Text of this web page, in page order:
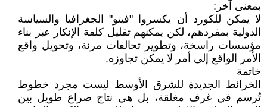
بمعنى آخر:
لا يمكن للكورد أن يكسروا "فيتو" الجغرافيا والسياسة
الدولية بمفردهم، لكن يمكنهم تقليل كلفة الإنكار عبر بناء
مؤسسات راسخة، وتطوير تحالفات مرنة، وتحويل واقع
الأمر الواقع إلى أمر لا يمكن تجاوزه.
خاتمة
الخرائط الجديدة للشرق الأوسط ليست مجرد خطوط
تُرسم في غرف مغلقة، بل هي نتاج صراع طويل بين